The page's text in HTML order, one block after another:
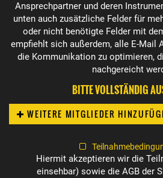
Ansprechpartner und deren
unten auch zusätzliche Felder für
oder nicht benötigte Felder mit
empfiehlt sich außerdem, alle E-Mail
die Kommunikation zu optimieren,
nachgereicht
BITTE VOLLSTÄNDIG
WEITERE MITGLIEDER
Hiermit akzeptieren wir die
einsehbar) sowie die AGB der